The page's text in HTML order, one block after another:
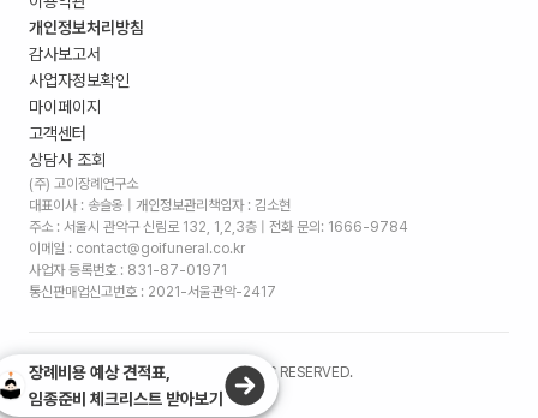
개인정보처리방침
감사보고서
사업자정보확인
마이페이지
고객센터
상담사 조회
(주) 고이장례연구소
대표이사 : 송슬옹 | 개인정보관리책임자 : 김소현
주소 : 서울시 관악구 신림로 132, 1,2,3층 | 전화 문의: 1666-9784
이메일 : contact@goifuneral.co.kr
사업자 등록번호 : 831-87-01971
통신판매업신고번호 : 2021-서울관악-2417
©2026. (주)고이장례연구소 ALL RIGHTS RESERVED.
장례비용 예상 견적표,
임종준비 체크리스트 받아보기